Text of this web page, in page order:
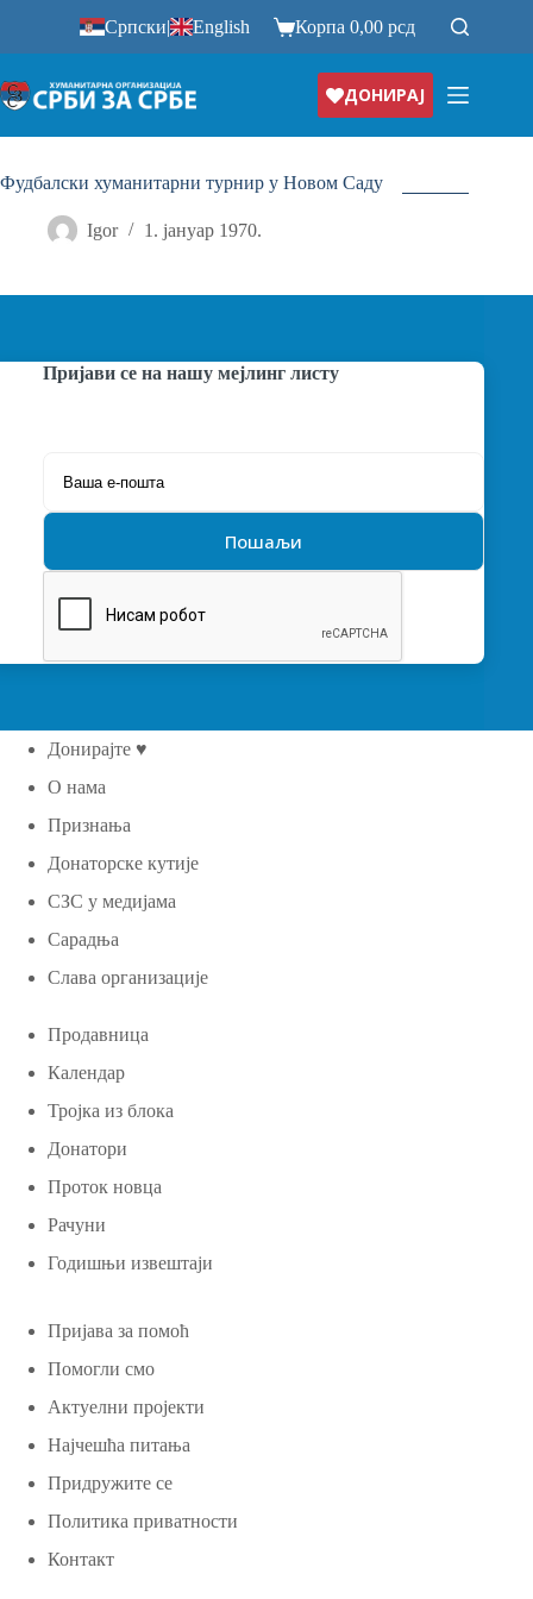
Српски| English Корпа0,00рсд
ДОНИРАЈ
Фудбалски хуманитарни турнир у Новом Саду
Igor 1. јануар 1970.
Пријави се на нашу мејлинг листу
Донирајте ♥
О нама
Признања
Донаторске кутије
СЗС у медијама
Сарадња
Слава организације
Продавница
Календар
Тројка из блока
Донатори
Проток новца
Рачуни
Годишњи извештаји
Пријава за помоћ
Помогли смо
Актуелни пројекти
Најчешћа питања
Придружите се
Политика приватности
Контакт